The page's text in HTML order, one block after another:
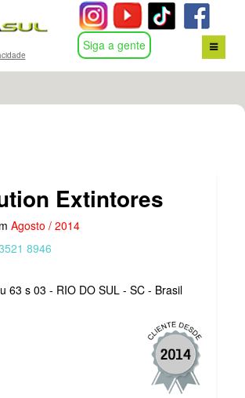
Siga a gente
Extintores
Agosto / 2014
8946
63 s 03 - RIO DO SUL - SC - Brasil